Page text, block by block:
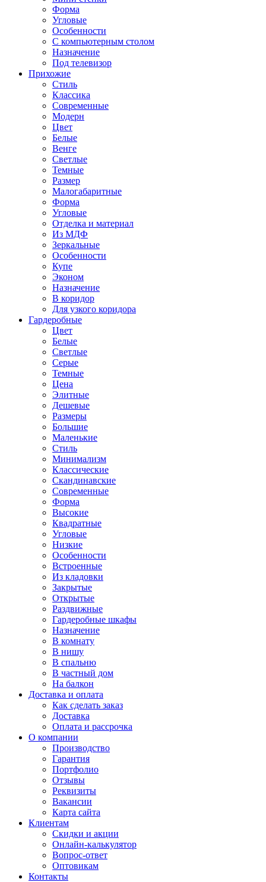
Форма
Угловые
Особенности
С компьютерным столом
Назначение
Под телевизор
Прихожие
Стиль
Классика
Современные
Модерн
Цвет
Белые
Венге
Светлые
Темные
Размер
Малогабаритные
Форма
Угловые
Отделка и материал
Из МДФ
Зеркальные
Особенности
Купе
Эконом
Назначение
В коридор
Для узкого коридора
Гардеробные
Цвет
Белые
Светлые
Серые
Темные
Цена
Элитные
Дешевые
Размеры
Большие
Маленькие
Стиль
Минимализм
Классические
Скандинавские
Современные
Форма
Высокие
Квадратные
Угловые
Низкие
Особенности
Встроенные
Из кладовки
Закрытые
Открытые
Раздвижные
Гардеробные шкафы
Назначение
В комнату
В нишу
В спальню
В частный дом
На балкон
Доставка и оплата
Как сделать заказ
Доставка
Оплата и рассрочка
О компании
Производство
Гарантия
Портфолио
Отзывы
Реквизиты
Вакансии
Карта сайта
Клиентам
Скидки и акции
Онлайн-калькулятор
Вопрос-ответ
Оптовикам
Контакты